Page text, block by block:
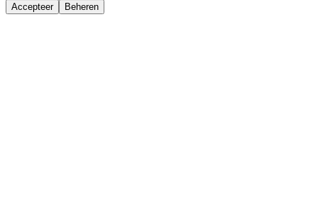
Accepteer Beheren